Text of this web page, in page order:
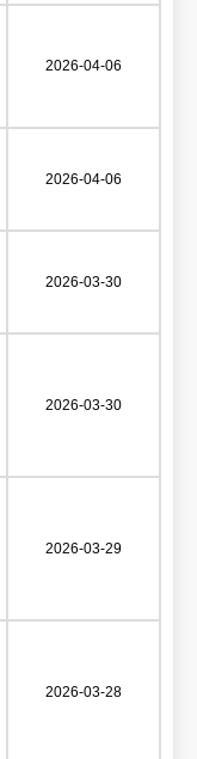
2026-04-06
2026-04-06
2026-03-30
2026-03-30
2026-03-29
2026-03-28